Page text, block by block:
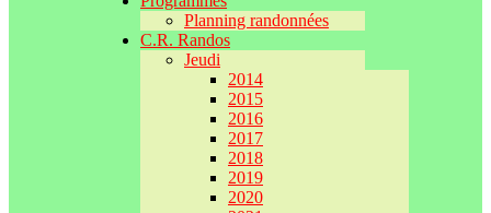
Planning randonnées
C.R. Randos
Jeudi
2014
2015
2016
2017
2018
2019
2020